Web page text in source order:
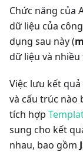
Chức năng của
dữ liệu của
dụng sau này (
dữ liệu và
Việc lưu kết
và cấu trúc nào
tích hợp
sung cho kết
nhau, bao gồm